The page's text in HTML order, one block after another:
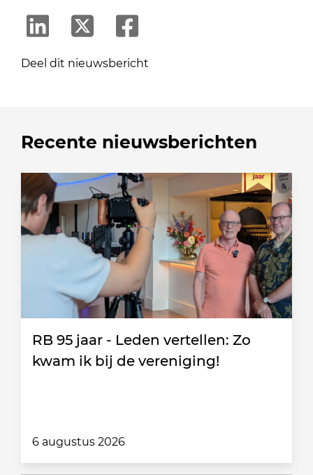
Deel dit nieuwsbericht
Recente nieuwsberichten
RB 95 jaar - Leden vertellen: Zo
kwam ik bij de vereniging!
6 augustus 2026